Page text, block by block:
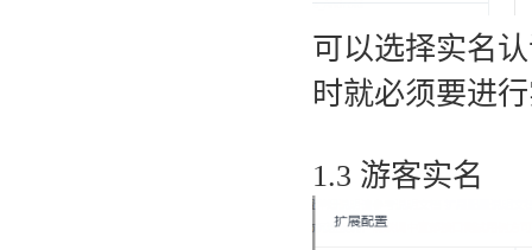
可以选择实名
时就必须要进
1.3 游客实名